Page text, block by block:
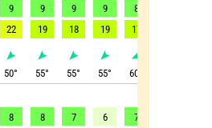
9 9 9 9 8
22 19 18 19 17
50° 55° 55° 55° 60
8 8 7 6 7